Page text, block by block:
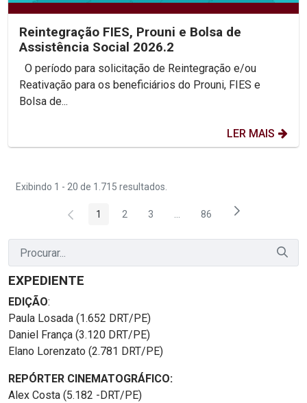
Reintegração FIES, Prouni e Bolsa de
Assistência Social 2026.2
Reativação para os beneficiários do Prouni, FIES e
Bolsa de...
LER MAIS
Exibindo 1 - 20 de 1.715 resultados.
Página
1 Página
2 Página
3 Páginas intermediárias Usar
Página
86
EXPEDIENTE
EDIÇÃO:
Paula Losada (1.652 DRT/PE)
Daniel França (3.120 DRT/PE)
Elano Lorenzato (2.781 DRT/PE)
REPÓRTER CINEMATOGRÁFICO:
Alex Costa (5.182 -DRT/PE)